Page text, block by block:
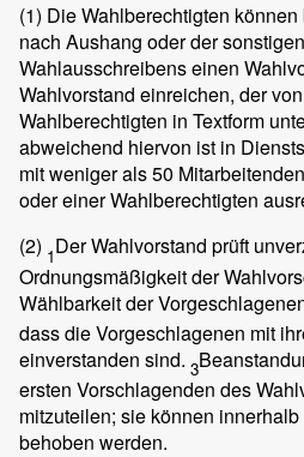
(1) Die Wahlberechtigten
nach Aushang oder der
Wahlausschreibens einen
Wahlvorstand einreichen, der
Wahlberechtigten in Textform
abweichend hiervon ist in
mit weniger als 50
oder einer Wahlberechtigten
(2) 1Der Wahlvorstand prüft
Ordnungsmäßigkeit der
Wählbarkeit der
dass die Vorgeschlagenen mit
einverstanden sind. 3
ersten Vorschlagenden des
mitzuteilen; sie können
behoben werden.